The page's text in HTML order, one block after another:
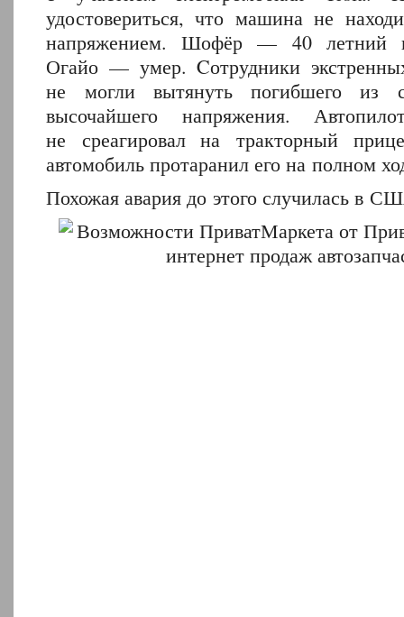
удостовериться, что машина не
напряжением. Шофёр — 40 летний
Огайо — умер. Cотрудники
не могли вытянуть погибшего из
высочайшего напряжения.
не среагировал на тракторный
автомобиль протаранил его на полном
Похожая авария до этого случилась в